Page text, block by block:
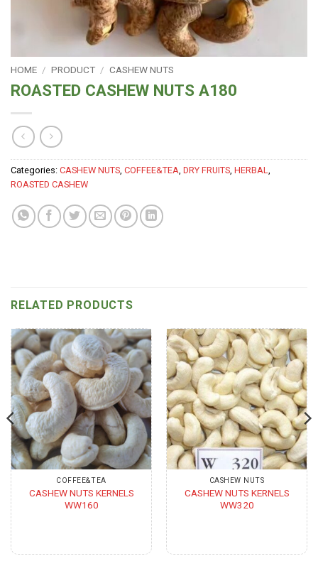
HOME / PRODUCT / CASHEW NUTS
ROASTED CASHEW NUTS A180
Categories: CASHEW NUTS, COFFEE&TEA, DRY FRUITS, HERBAL,
ROASTED CASHEW
RELATED PRODUCTS
COFFEE&TEA
CASHEW NUTS KERNELS
WW160
CASHEW NUTS
CASHEW NUTS KERNELS
WW320